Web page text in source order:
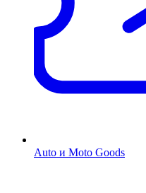
Auto и Moto Goods